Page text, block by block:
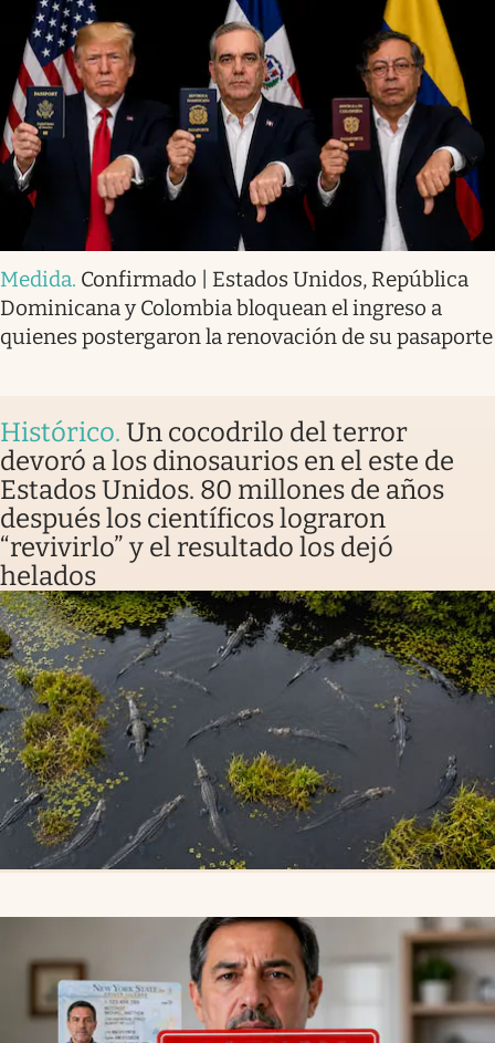
Medida. Confirmado | Estados Unidos, República
Dominicana y Colombia bloquean el ingreso a
quienes postergaron la renovación de su pasaporte
Histórico. Un cocodrilo del terror
devoró a los dinosaurios en el este de
Estados Unidos. 80 millones de años
después los científicos lograron
“revivirlo” y el resultado los dejó
helados